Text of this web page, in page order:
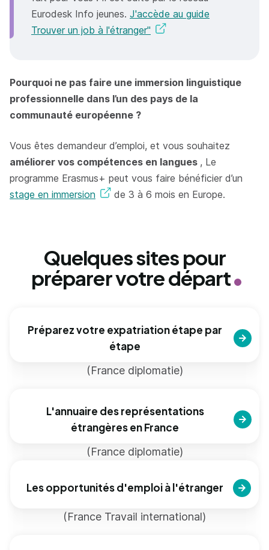
Eurodesk Info jeunes. J'accède au guide
Trouver un job à l'étranger"
Pourquoi ne pas faire une immersion linguistique
professionnelle dans l’un des pays de la
communauté européenne ?
Vous êtes demandeur d’emploi, et vous souhaitez
améliorer vos compétences en langues , Le
programme Erasmus+ peut vous faire bénéficier d’un
stage en immersion
de 3 à 6 mois en Europe.
Quelques sites pour
préparer votre départ
Préparez votre expatriation étape par
étape
(France diplomatie)
L'annuaire des représentations
étrangères en France
(France diplomatie)
Les opportunités d'emploi à l'étranger
(France Travail international)